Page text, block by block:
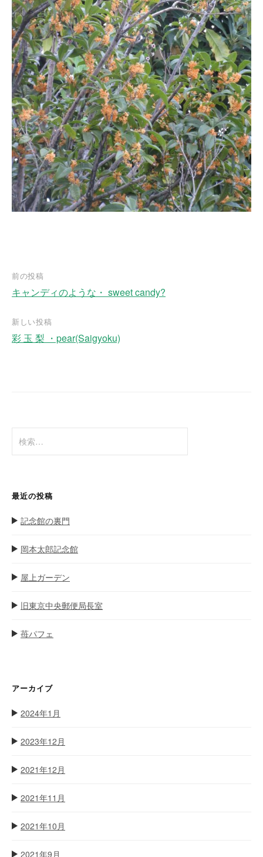
稿
ナ
ョ
ン
前の投稿
キャンディのような・ sweet candy?
新しい投稿
彩 玉 梨 ・pear(Saigyoku)
索
最近の投稿
記念館の裏門
岡本太郎記念館
屋上ガーデン
旧東京中央郵便局長室
苺パフェ
アーカイブ
2024年1月
2023年12月
2021年12月
2021年11月
2021年10月
2021年9月